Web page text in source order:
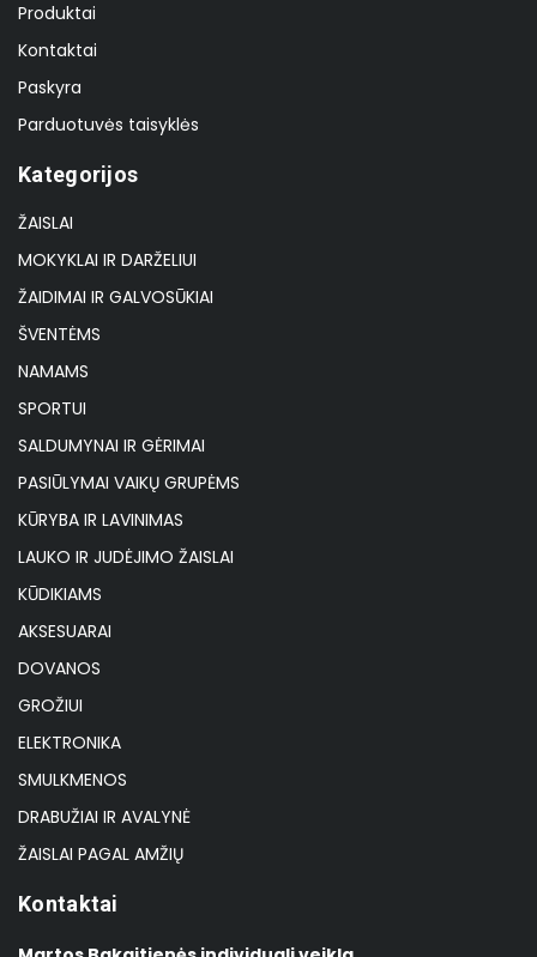
Produktai
Kontaktai
Paskyra
Parduotuvės taisyklės
Kategorijos
ŽAISLAI
MOKYKLAI IR DARŽELIUI
ŽAIDIMAI IR GALVOSŪKIAI
ŠVENTĖMS
NAMAMS
SPORTUI
SALDUMYNAI IR GĖRIMAI
PASIŪLYMAI VAIKŲ GRUPĖMS
KŪRYBA IR LAVINIMAS
LAUKO IR JUDĖJIMO ŽAISLAI
KŪDIKIAMS
AKSESUARAI
DOVANOS
GROŽIUI
ELEKTRONIKA
SMULKMENOS
DRABUŽIAI IR AVALYNĖ
ŽAISLAI PAGAL AMŽIŲ
Kontaktai